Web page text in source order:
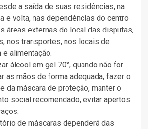
a saída de suas residências, na
e volta, nas dependências do centro
áreas externas do local das disputas,
nos transportes, nos locais de
alimentação.
álcool em gel 70°, quando não for
as mãos de forma adequada, fazer o
da máscara de proteção, manter o
social recomendado, evitar apertos
de máscaras dependerá das